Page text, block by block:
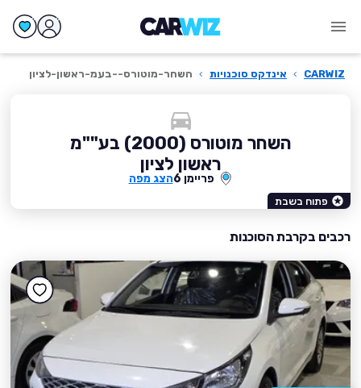
CARWIZ
› אינדקס סוכנויות › השחר-מוטורס--בעמ-ראשון-לציון
השחר מוטורס (2000) בע""מ
ראשון לציון
פריימן 6 הצג מפה
פתוח בשבת
רכבים בקרבת הסוכנות